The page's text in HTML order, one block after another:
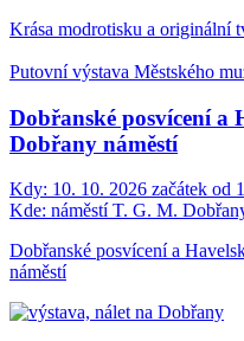
Krása modrotisku a originální
Putovní výstava Městského
Dobřanské posvícení a
Dobřany náměstí
Kdy: 10. 10. 2026 začátek od
Kde: náměstí T. G. M.
Dobřanské posvícení a
náměstí